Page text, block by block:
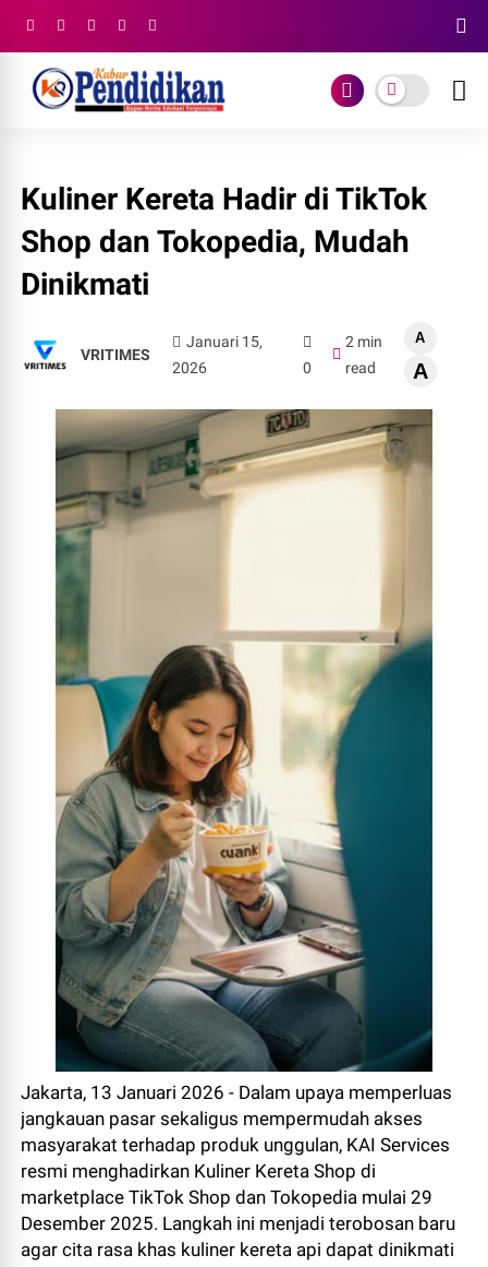
Kuliner Kereta Hadir di TikTok
Shop dan Tokopedia, Mudah
Dinikmati
VRITIMES
Januari 15,
2026
0
2 min
read
A
A
Jakarta, 13 Januari 2026 - Dalam upaya memperluas
jangkauan pasar sekaligus mempermudah akses
masyarakat terhadap produk unggulan, KAI Services
resmi menghadirkan Kuliner Kereta Shop di
marketplace TikTok Shop dan Tokopedia mulai 29
Desember 2025. Langkah ini menjadi terobosan baru
agar cita rasa khas kuliner kereta api dapat dinikmati